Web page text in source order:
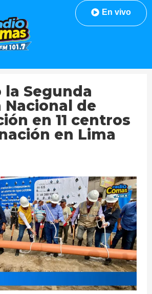
En vivo
la Segunda
Nacional de
en 11 centros
en Lima